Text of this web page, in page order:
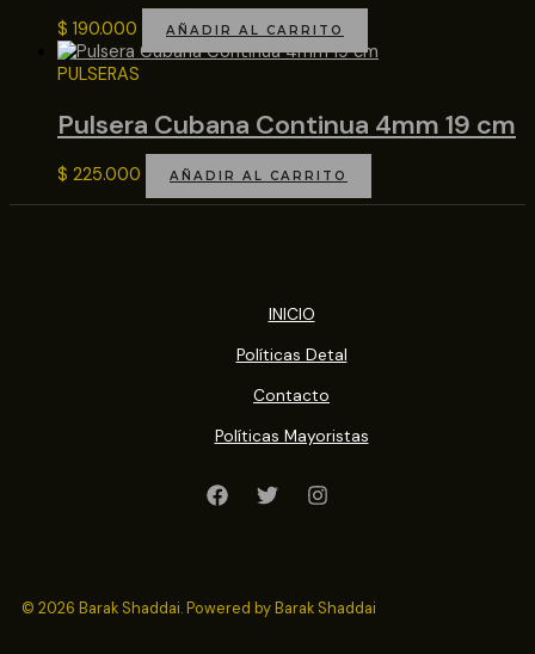
$ 190.000 AÑADIR AL CARRITO
PULSERAS
Pulsera Cubana Continua 4mm 19 cm
$ 225.000 AÑADIR AL CARRITO
INICIO
Políticas Detal
Contacto
Políticas Mayoristas
© 2026 Barak Shaddai. Powered by Barak Shaddai